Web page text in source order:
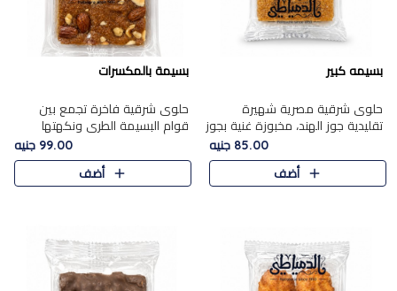
بسيمه كبير
حلوى شرقية مصرية شهيرة
تقليدية جوز الهند، مخبوزة غنية بجوز
الهند، بلمسه ذهبية وتتميز بقوامها
المرمل وطعمها اللذيذ الذي يشبه
البسبوسة. تُخبز..
85.00 جنيه
أضف
بسيمة بالمكسرات
حلوى شرقية فاخرة تجمع بين
قوام البسيمة الطري ونكهتها
الغنية، مزينة بتشكيلة مختارة من
اللوز والبندق والمكسرات الفاخرة.
مزيج متوازن من القوام ..
99.00 جنيه
أضف